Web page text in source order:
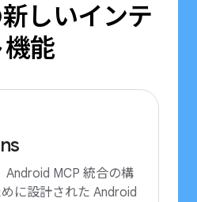
しいインテ
能
Android MCP 統合の構
に設計された Android